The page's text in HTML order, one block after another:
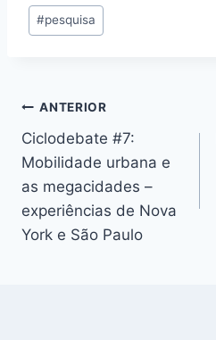
Tags
do
#pesquisa
Navegação
de
Post
ANTERIOR
Ciclodebate #7:
Mobilidade urbana e
as megacidades –
experiências de Nova
York e São Paulo